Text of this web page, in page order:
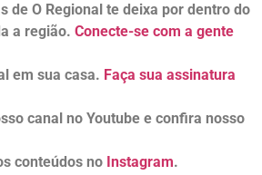
de O Regional te deixa por dentro do
a região. Conecte-se com a gente
em sua casa. Faça sua assinatura
canal no Youtube e confira nosso
conteúdos no Instagram.